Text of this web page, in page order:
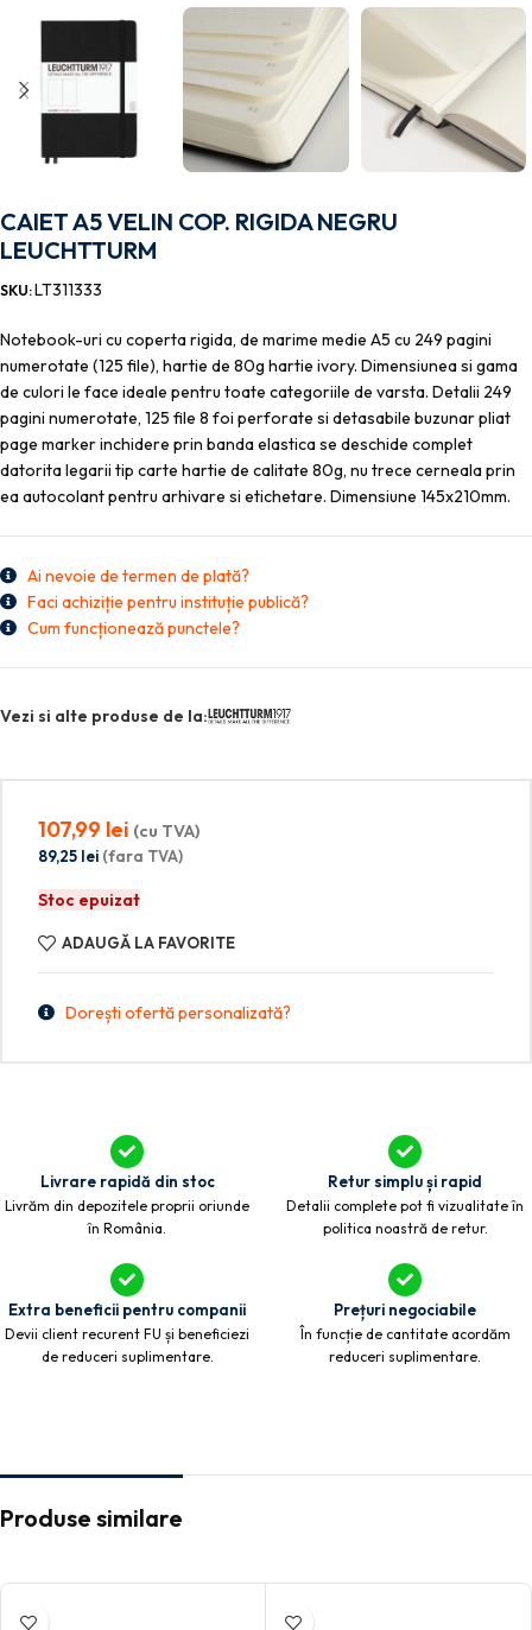
CAIET A5 VELIN COP. RIGIDA NEGRU
LEUCHTTURM
SKU:LT311333
Notebook-uri cu coperta rigida, de marime medie A5 cu 249 pagini
numerotate (125 file), hartie de 80g hartie ivory. Dimensiunea si gama
de culori le face ideale pentru toate categoriile de varsta. Detalii 249
pagini numerotate, 125 file 8 foi perforate si detasabile buzunar pliat
page marker inchidere prin banda elastica se deschide complet
datorita legarii tip carte hartie de calitate 80g, nu trece cerneala prin
ea autocolant pentru arhivare si etichetare. Dimensiune 145x210mm.
Ai nevoie de termen de plată?
Faci achiziție pentru instituție publică?
Cum funcționează punctele?
Vezi si alte produse de la:
107,99 lei (cu TVA)
89,25 lei (fara TVA)
Stoc epuizat
ADAUGĂ LA FAVORITE
Dorești ofertă personalizată?
Livrare rapidă din stoc
Livrăm din depozitele proprii oriunde
în România.
Retur simplu și rapid
Detalii complete pot fi vizualitate în
politica noastră de retur.
Extra beneficii pentru companii
Devii client recurent FU și beneficiezi
de reduceri suplimentare.
Prețuri negociabile
În funcție de cantitate acordăm
reduceri suplimentare.
Produse similare